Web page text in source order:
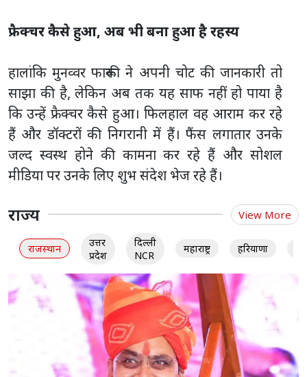
फ्रैक्चर कैसे हुआ, अब भी बना हुआ है रहस्य
हालांकि मुनव्वर फारूकी ने अपनी चोट की जानकारी तो
साझा की है, लेकिन अब तक यह साफ नहीं हो पाया है
कि उन्हें फ्रैक्चर कैसे हुआ। फिलहाल वह आराम कर रहे
हैं और डॉक्टरों की निगरानी में हैं। फैंस लगातार उनके
जल्द स्वस्थ होने की कामना कर रहे हैं और सोशल
मीडिया पर उनके लिए शुभ संदेश भेज रहे हैं।
राज्य View More
राजस्थान
उत्तर
प्रदेश
दिल्ली
NCR
महाराष्ट्र हरियाणा